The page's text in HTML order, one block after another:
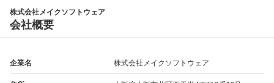
株式会社メイクソフトウェア
会社概要
企業名 株式会社メイクソフトウェア